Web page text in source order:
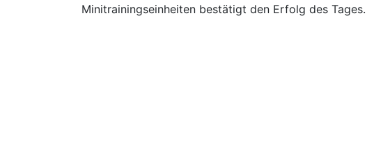
Minitrainingseinheiten bestätigt den Erfolg des Tages.